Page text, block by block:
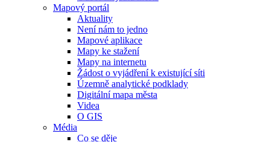
Mapový portál
Aktuality
Není nám to jedno
Mapové aplikace
Mapy ke stažení
Mapy na internetu
Žádost o vyjádření k existující síti
Územně analytické podklady
Digitální mapa města
Videa
O GIS
Média
Co se děje